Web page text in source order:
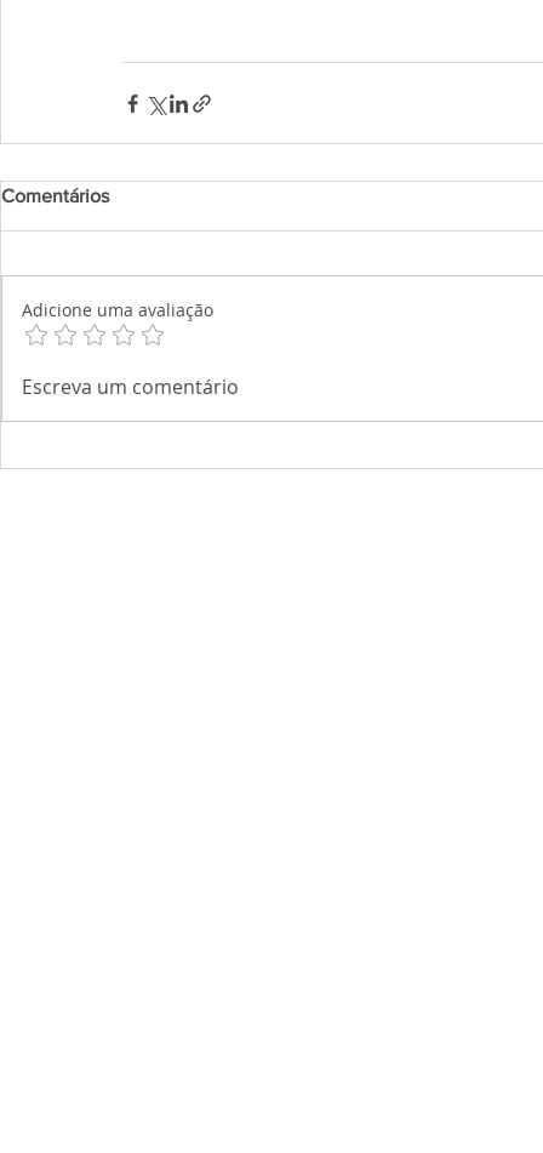
Comentários
Adicione uma avaliação
Escreva um comentário